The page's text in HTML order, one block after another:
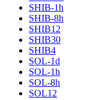
SHIB-1h
SHIB-8h
SHIB12
SHIB30
SHIB4
SOL-1d
SOL-1h
SOL-8h
SOL12